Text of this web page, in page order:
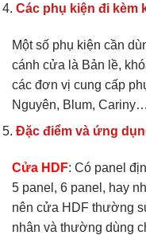
Các phụ kiện đi kèm
Một số phụ kiện cần
cánh cửa là Bản lề,
các đơn vị cung cấp
Nguyên, Blum, Cariny…
Đặc điểm và ứng
Cửa HDF: Có panel
5 panel, 6 panel, hay
nên cửa HDF thường
nhân và thường dùng